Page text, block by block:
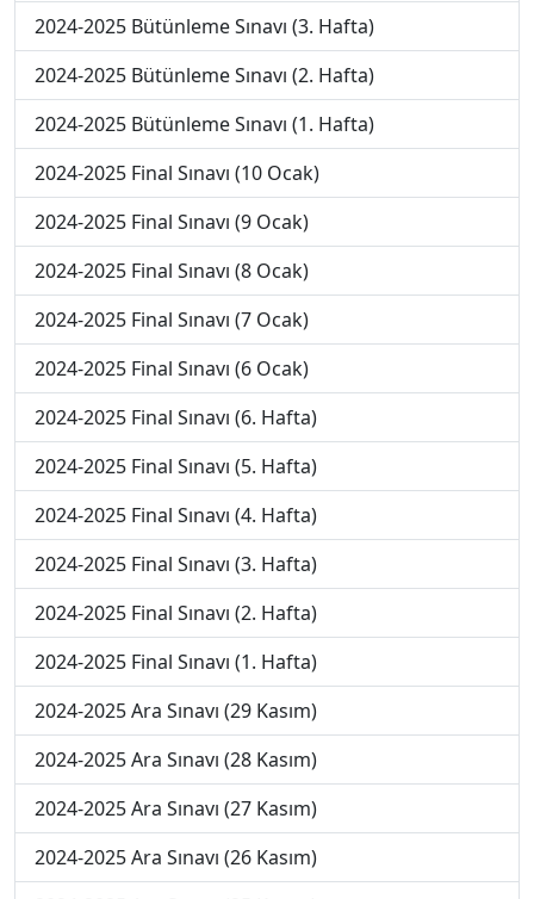
2024-2025 Bütünleme Sınavı (3. Hafta)
2024-2025 Bütünleme Sınavı (2. Hafta)
2024-2025 Bütünleme Sınavı (1. Hafta)
2024-2025 Final Sınavı (10 Ocak)
2024-2025 Final Sınavı (9 Ocak)
2024-2025 Final Sınavı (8 Ocak)
2024-2025 Final Sınavı (7 Ocak)
2024-2025 Final Sınavı (6 Ocak)
2024-2025 Final Sınavı (6. Hafta)
2024-2025 Final Sınavı (5. Hafta)
2024-2025 Final Sınavı (4. Hafta)
2024-2025 Final Sınavı (3. Hafta)
2024-2025 Final Sınavı (2. Hafta)
2024-2025 Final Sınavı (1. Hafta)
2024-2025 Ara Sınavı (29 Kasım)
2024-2025 Ara Sınavı (28 Kasım)
2024-2025 Ara Sınavı (27 Kasım)
2024-2025 Ara Sınavı (26 Kasım)